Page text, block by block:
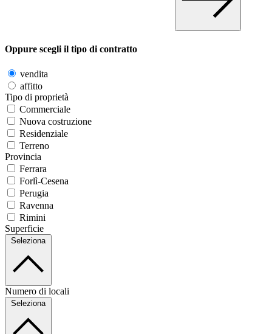
Oppure scegli il tipo di contratto
vendita
affitto
Tipo di proprietà
Commerciale
Nuova costruzione
Residenziale
Terreno
Provincia
Ferrara
Forlì-Cesena
Perugia
Ravenna
Rimini
Superficie
Seleziona
Numero di locali
Seleziona